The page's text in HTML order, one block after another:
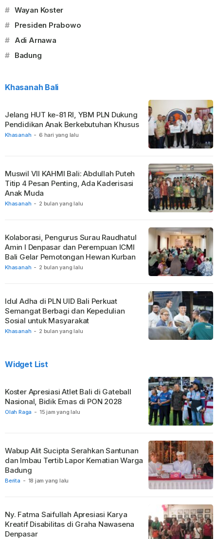
# Wayan Koster
# Presiden Prabowo
# Adi Arnawa
# Badung
Khasanah Bali
Khasanah - 6 hari yang lalu
Jelang HUT ke-81 RI, YBM PLN Dukung
Pendidikan Anak Berkebutuhan Khusus
Khasanah - 2 bulan yang lalu
Muswil VII KAHMI Bali: Abdullah Puteh
Titip 4 Pesan Penting, Ada Kaderisasi
Anak Muda
Khasanah - 2 bulan yang lalu
Kolaborasi, Pengurus Surau Raudhatul
Amin I Denpasar dan Perempuan ICMI
Bali Gelar Pemotongan Hewan Kurban
Khasanah - 2 bulan yang lalu
Idul Adha di PLN UID Bali Perkuat
Semangat Berbagi dan Kepedulian
Sosial untuk Masyarakat
Widget List
Olah Raga - 15 jam yang lalu
Koster Apresiasi Atlet Bali di Gateball
Nasional, Bidik Emas di PON 2028
Berita - 18 jam yang lalu
Wabup Alit Sucipta Serahkan Santunan
dan Imbau Tertib Lapor Kematian Warga
Badung
Ny. Fatma Saifullah Apresiasi Karya
Kreatif Disabilitas di Graha Nawasena
Denpasar